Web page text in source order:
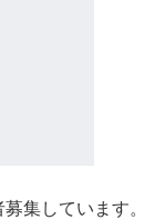
集しています。